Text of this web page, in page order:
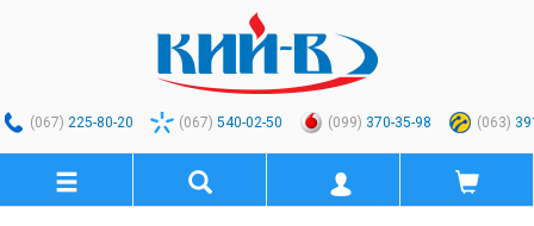
(067) 225-80-20 (067) 540-02-50 (099) 370-35-98 (063)